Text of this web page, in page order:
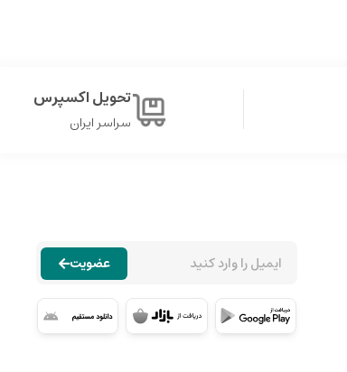
تحویل اکسپرس
سراسر ایران
عضویت